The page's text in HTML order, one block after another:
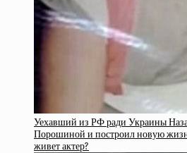
Уехавший из РФ ради Украины
Порошиной и построил новую
живет актер?